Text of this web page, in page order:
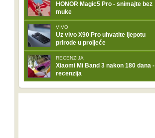
HONOR Magic5 Pro - snimajte bez
muke
VIVO
Uz vivo X90 Pro uhvatite ljepotu
prirode u proljeće
RECENZIJA
Xiaomi Mi Band 3 nakon 180 dana -
recenzija